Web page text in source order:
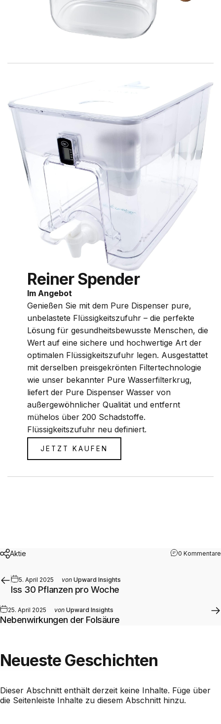
Reiner Spender
Im Angebot
Genießen Sie mit dem Pure Dispenser pure,
unbelastete Flüssigkeitszufuhr – die perfekte
Lösung für gesundheitsbewusste Menschen, die
Wert auf eine sichere und hochwertige Art der
optimalen Flüssigkeitszufuhr legen. Ausgestattet
mit derselben preisgekrönten Filtertechnologie
wie unser bekannter Pure Wasserfilterkrug,
liefert der Pure Dispenser Wasser von
außergewöhnlicher Qualität und entfernt
mühelos über 200 Schadstoffe.
Flüssigkeitszufuhr neu definiert.
JETZT KAUFEN
Aktie 0 Kommentare
5. April 2025 von Upward Insights
Iss 30 Pflanzen pro Woche
25. April 2025 von Upward Insights
Nebenwirkungen der Folsäure
Neueste Geschichten
Dieser Abschnitt enthält derzeit keine Inhalte. Füge über
die Seitenleiste Inhalte zu diesem Abschnitt hinzu.